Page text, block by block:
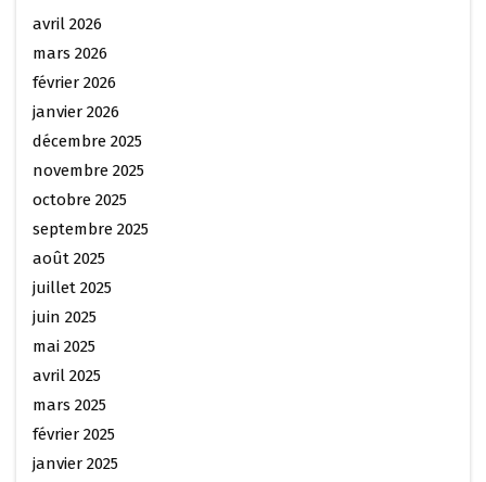
avril 2026
mars 2026
février 2026
janvier 2026
décembre 2025
novembre 2025
octobre 2025
septembre 2025
août 2025
juillet 2025
juin 2025
mai 2025
avril 2025
mars 2025
février 2025
janvier 2025